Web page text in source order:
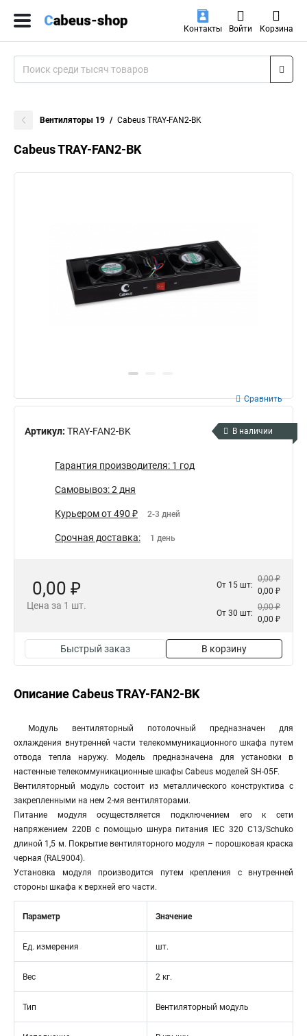
Контакты Войти Корзина
Вентиляторы 19 Cabeus TRAY-FAN2-BK
Cabeus TRAY-FAN2-BK
Артикул: TRAY-FAN2-BK
Сравнить
В наличии
Гарантия производителя: 1 год
Самовывоз: 2 дня
Курьером от 490 ₽ 2-3 дней
Срочная доставка: 1 день
0,00 ₽
Цена за 1 шт.
От 15 шт:
0,00 ₽
0,00 ₽
От 30 шт:
0,00 ₽
0,00 ₽
Быстрый заказ В корзину
Описание Cabeus TRAY-FAN2-BK
Модуль вентиляторный потолочный предназначен для
охлаждения внутренней части телекоммуникационного шкафа путем
отвода тепла наружу. Модель предназначена для установки в
настенные телекоммуникационные шкафы Cabeus моделей SH-05F.
Вентиляторный модуль состоит из металлического конструктива с
закрепленными на нем 2-мя вентиляторами.
Питание модуля осуществляется подключением его к сети
напряжением 220В с помощью шнура питания IEC 320 C13/Schuko
длиной 1,5 м. Покрытие вентиляторного модуля – порошковая краска
черная (RAL9004).
Установка модуля производится путем крепления с внутренней
стороны шкафа к верхней его части.
Параметр Значение
Ед. измерения шт.
Вес 2 кг.
Тип Вентиляторный модуль